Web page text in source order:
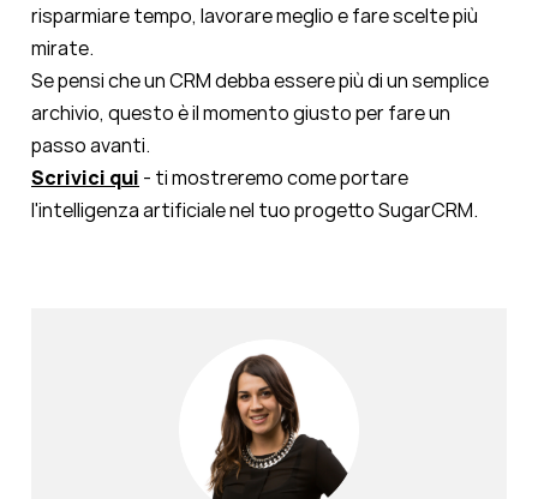
risparmiare tempo, lavorare meglio e fare scelte più
mirate.
Se pensi che un CRM debba essere più di un semplice
archivio, questo è il momento giusto per fare un
passo avanti.
Scrivici qui - ti mostreremo come portare
l'intelligenza artificiale nel tuo progetto SugarCRM.